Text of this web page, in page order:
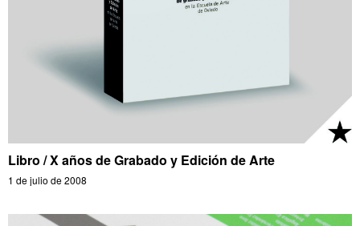
Libro / X años de Grabado y Edición de Arte
1 de julio de 2008